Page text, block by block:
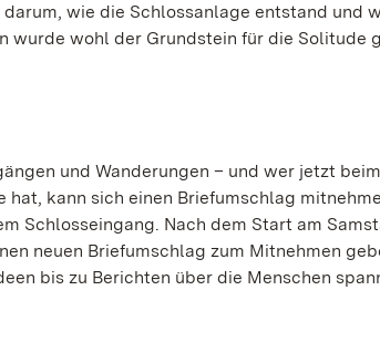
wie die Schlossanlage entstand und
wurde wohl der Grundstein für die Solitude
und Wanderungen – und wer jetzt
kann sich einen Briefumschlag
Schlosseingang. Nach dem Start am
neuen Briefumschlag zum Mitnehmen
bis zu Berichten über die Menschen